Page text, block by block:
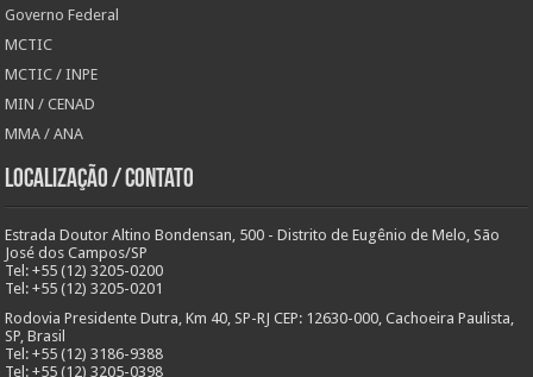
Governo Federal
MCTIC
MCTIC / INPE
MIN / CENAD
MMA / ANA
Localização / Contato
Estrada Doutor Altino Bondensan, 500 - Distrito de Eugênio de Melo, São
José dos Campos/SP
Tel: +55 (12) 3205-0200
Tel: +55 (12) 3205-0201
Rodovia Presidente Dutra, Km 40, SP-RJ CEP: 12630-000, Cachoeira Paulista,
SP, Brasil
Tel: +55 (12) 3186-9388
Tel: +55 (12) 3205-0398